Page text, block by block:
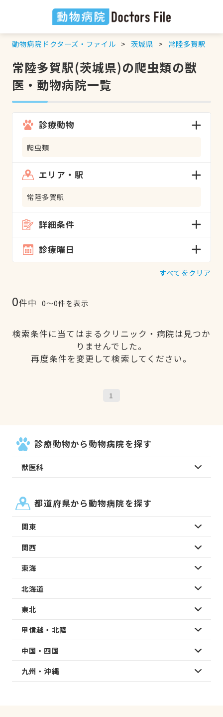
動物病院ドクターズ・ファイル 茨城県 常陸多賀駅
常陸多賀駅(茨城県)の爬虫類の獣
医・動物病院一覧
診療動物
爬虫類
エリア・駅
常陸多賀駅
詳細条件
診療曜日
すべてをクリア
0件中 0〜0件を表示
検索条件に当てはまるクリニック・病院は見つか
りませんでした。
再度条件を変更して検索してください。
1
診療動物から動物病院を探す
獣医科
都道府県から動物病院を探す
関東
関西
東海
北海道
東北
甲信越・北陸
中国・四国
九州・沖縄